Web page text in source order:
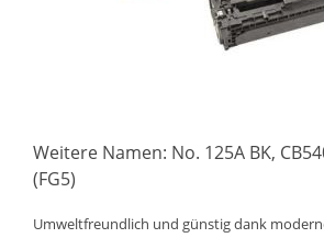
Weitere Namen: No. 125A BK,
(FG5)
Umweltfreundlich und günstig dank